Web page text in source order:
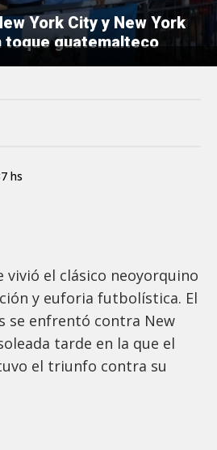
York City y New York
toque guatemalteco
hs
vivió el clásico neoyorquino
y euforia futbolística. El
se enfrentó contra New
tarde en la que el
el triunfo contra su